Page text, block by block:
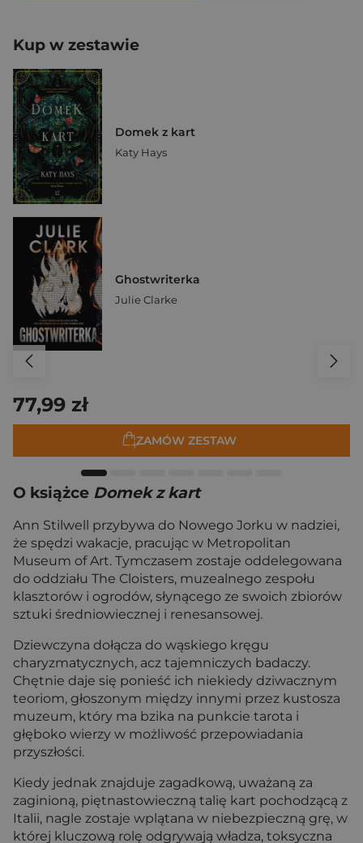
Kup w zestawie
Domek z kart
Katy Hays
Ghostwriterka
Julie Clarke
77,99 zł
ZAMÓW ZESTAW
O książce Domek z kart
Ann Stilwell przybywa do Nowego Jorku w nadziei,
że spędzi wakacje, pracując w Metropolitan
Museum of Art. Tymczasem zostaje oddelegowana
do oddziału The Cloisters, muzealnego zespołu
klasztorów i ogrodów, słynącego ze swoich zbiorów
sztuki średniowiecznej i renesansowej.
Dziewczyna dołącza do wąskiego kręgu
charyzmatycznych, acz tajemniczych badaczy.
Chętnie daje się ponieść ich niekiedy dziwacznym
teoriom, głoszonym między innymi przez kustosza
muzeum, który ma bzika na punkcie tarota i
głęboko wierzy w możliwość przepowiadania
przyszłości.
Kiedy jednak znajduje zagadkową, uważaną za
zaginioną, piętnastowieczną talię kart pochodzącą z
Italii, nagle zostaje wplątana w niebezpieczną grę, w
której kluczową rolę odgrywają władza, toksyczna